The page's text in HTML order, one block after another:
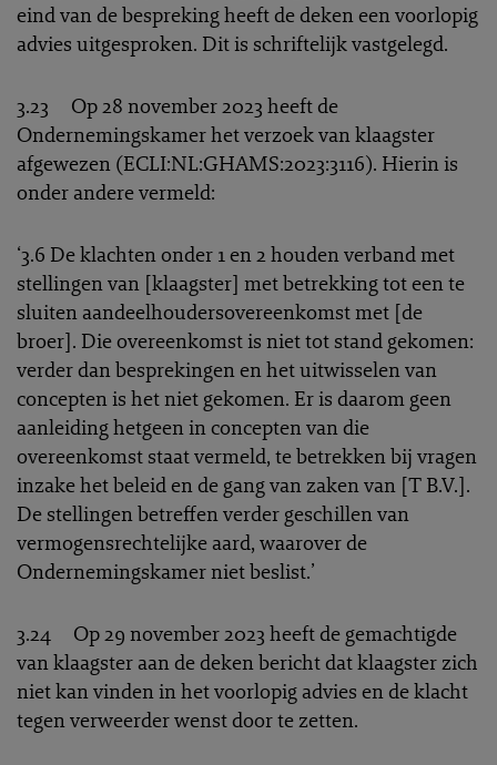
eind van de bespreking heeft de deken een voorlopig
advies uitgesproken. Dit is schriftelijk vastgelegd.
3.23 Op 28 november 2023 heeft de
Ondernemingskamer het verzoek van klaagster
afgewezen (ECLI:NL:GHAMS:2023:3116). Hierin is
onder andere vermeld:
‘3.6 De klachten onder 1 en 2 houden verband met
stellingen van [klaagster] met betrekking tot een te
sluiten aandeelhoudersovereenkomst met [de
broer]. Die overeenkomst is niet tot stand gekomen:
verder dan besprekingen en het uitwisselen van
concepten is het niet gekomen. Er is daarom geen
aanleiding hetgeen in concepten van die
overeenkomst staat vermeld, te betrekken bij vragen
inzake het beleid en de gang van zaken van [T B.V.].
De stellingen betreffen verder geschillen van
vermogensrechtelijke aard, waarover de
Ondernemingskamer niet beslist.’
3.24 Op 29 november 2023 heeft de gemachtigde
van klaagster aan de deken bericht dat klaagster zich
niet kan vinden in het voorlopig advies en de klacht
tegen verweerder wenst door te zetten.